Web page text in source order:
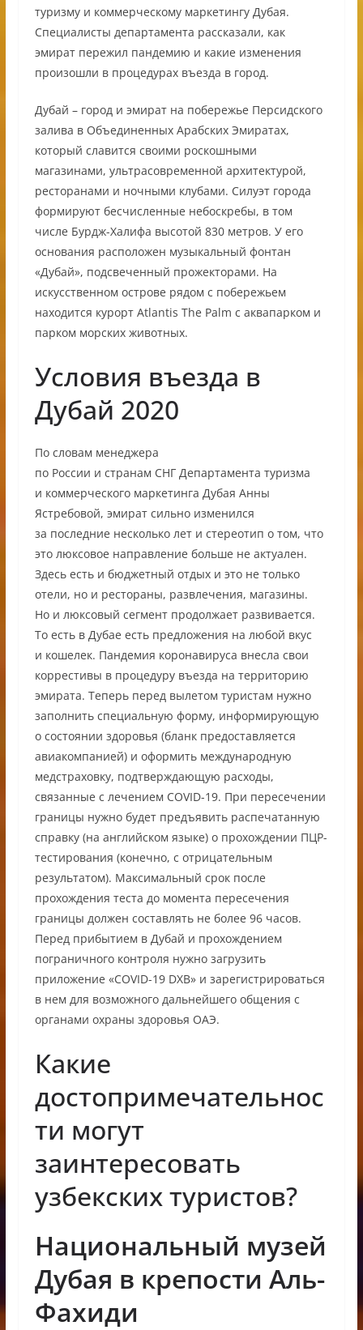
туризму и коммерческому маркетингу Дубая.
Специалисты департамента рассказали, как
эмират пережил пандемию и какие изменения
произошли в процедурах въезда в город.
Дубай – город и эмират на побережье Персидского
залива в Объединенных Арабских Эмиратах,
который славится своими роскошными
магазинами, ультрасовременной архитектурой,
ресторанами и ночными клубами. Силуэт города
формируют бесчисленные небоскребы, в том
числе Бурдж-Халифа высотой 830 метров. У его
основания расположен музыкальный фонтан
«Дубай», подсвеченный прожекторами. На
искусственном острове рядом с побережьем
находится курорт Atlantis The Palm с аквапарком и
парком морских животных.
Условия въезда в
Дубай 2020
По словам менеджера
по России и странам СНГ Департамента туризма
и коммерческого маркетинга Дубая Анны
Ястребовой, эмират сильно изменился
за последние несколько лет и стереотип о том, что
это люксовое направление больше не актуален.
Здесь есть и бюджетный отдых и это не только
отели, но и рестораны, развлечения, магазины.
Но и люксовый сегмент продолжает развивается.
То есть в Дубае есть предложения на любой вкус
и кошелек. Пандемия коронавируса внесла свои
коррестивы в процедуру въезда на территорию
эмирата. Теперь перед вылетом туристам нужно
заполнить специальную форму, информирующую
о состоянии здоровья (бланк предоставляется
авиакомпанией) и оформить международную
медстраховку, подтверждающую расходы,
связанные с лечением COVID-19. При пересечении
границы нужно будет предъявить распечатанную
справку (на английском языке) о прохождении ПЦР-
тестирования (конечно, с отрицательным
результатом). Максимальный срок после
прохождения теста до момента пересечения
границы должен составлять не более 96 часов.
Перед прибытием в Дубай и прохождением
пограничного контроля нужно загрузить
приложение «COVID-19 DXB» и зарегистрироваться
в нем для возможного дальнейшего общения с
органами охраны здоровья ОАЭ.
Какие
достопримечательнос
ти могут
заинтересовать
узбекских туристов?
Национальный музей
Дубая в крепости Аль-
Фахиди